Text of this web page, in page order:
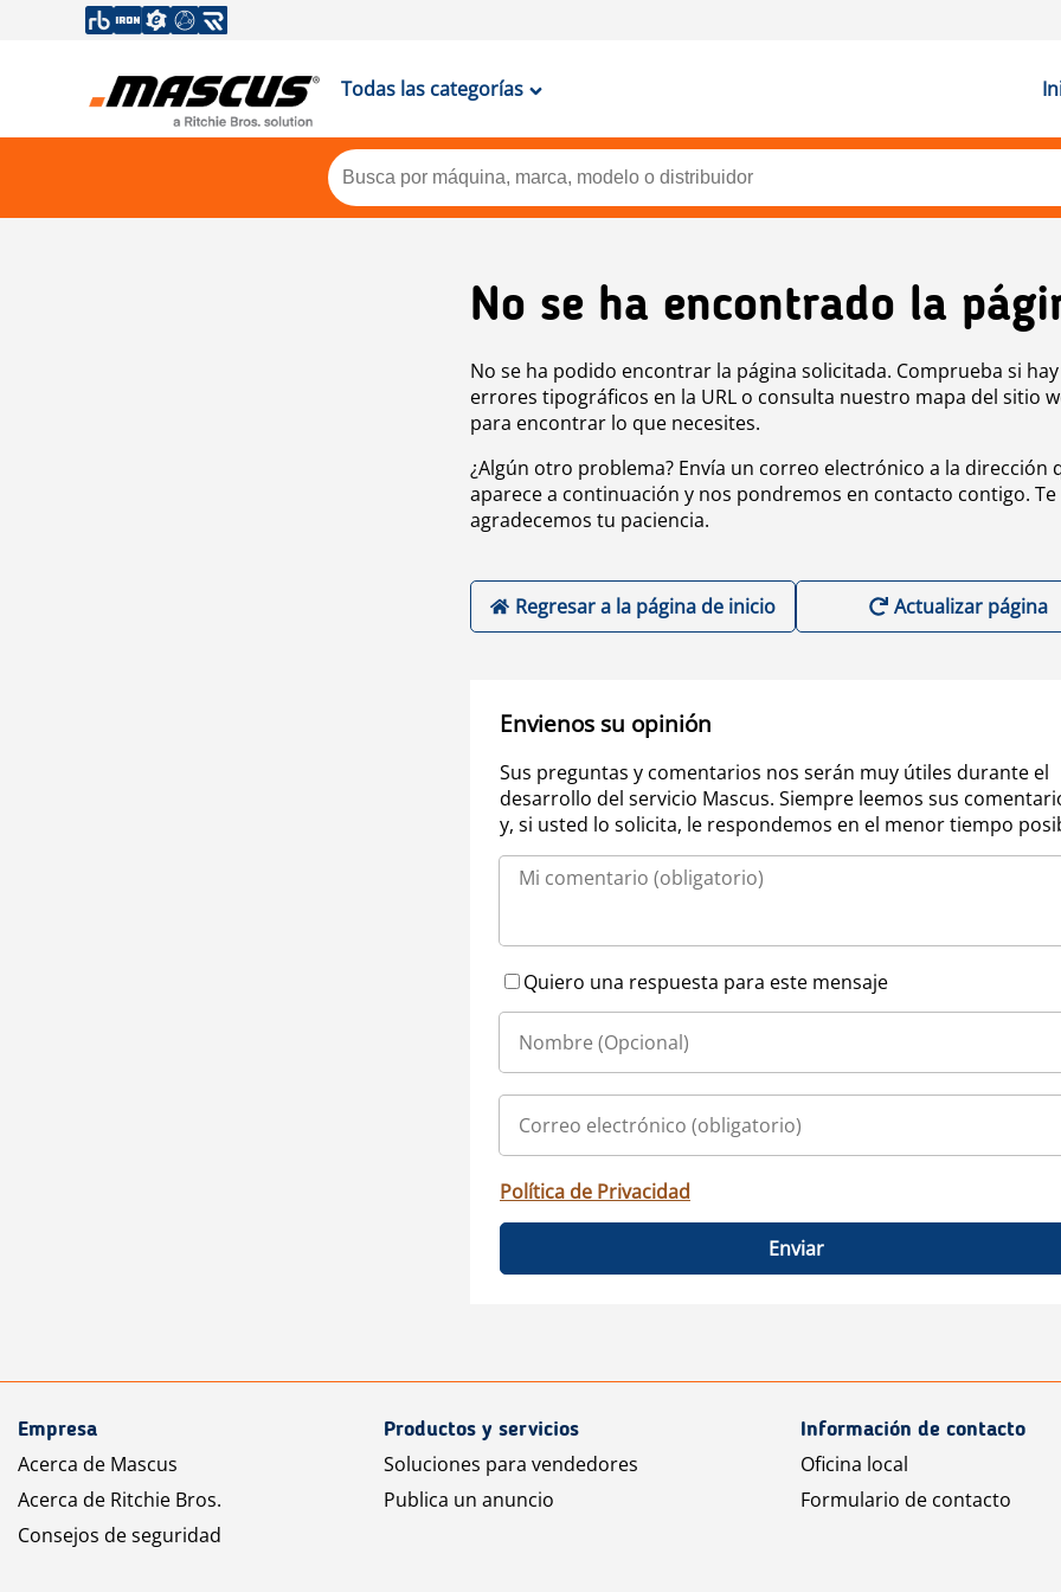
Todas las categorías
No se ha encontrado la
No se ha podido encontrar la página solicitada. Comprueba si hay
errores tipográficos en la URL o consulta nuestro mapa del sitio
para encontrar lo que necesites.
¿Algún otro problema? Envía un correo electrónico a la dirección
aparece a continuación y nos pondremos en contacto contigo. Te
agradecemos tu paciencia.
Regresar a la página de inicio Actualizar página
Envienos su opinión
Sus preguntas y comentarios nos serán muy útiles durante el
desarrollo del servicio Mascus. Siempre leemos sus
y, si usted lo solicita, le respondemos en el menor tiempo
Quiero una respuesta para este mensaje
Política de Privacidad
Enviar
Empresa
Acerca de Mascus
Acerca de Ritchie Bros.
Consejos de seguridad
Productos y servicios
Soluciones para vendedores
Publica un anuncio
Información de contacto
Oficina local
Formulario de contacto